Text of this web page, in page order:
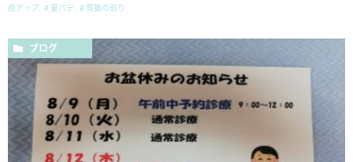
疫アップ
＃夏バテ ＃胃腸の弱り
ブログ